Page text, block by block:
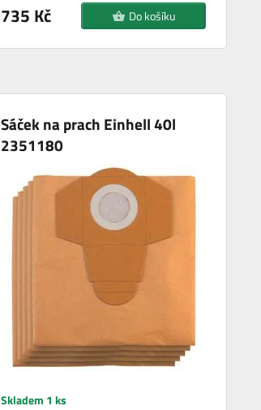
735 Kč Do košíku
Sáček na prach Einhell 40l
2351180
Skladem 1 ks